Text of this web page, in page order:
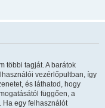
többi tagját. A barátok
vezérlőpultban, így
és láthatod, hogy
függően, a
Ha egy felhasználót